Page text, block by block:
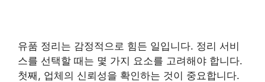
유품 정리는 감정적으로 힘든 일입니다. 정리 서비
스를 선택할 때는 몇 가지 요소를 고려해야 합니다.
첫째, 업체의 신뢰성을 확인하는 것이 중요합니다.